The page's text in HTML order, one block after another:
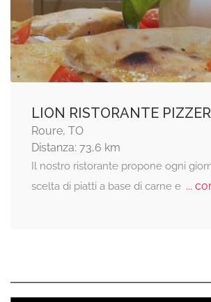
LION RISTORANTE
Roure, TO
Distanza: 73,6 km
Il nostro ristorante propone ogni
scelta di piatti a base di carne e...